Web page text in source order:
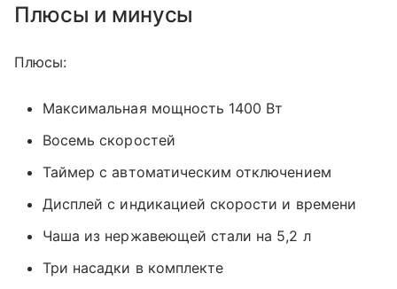
Плюсы и минусы
Плюсы:
Максимальная мощность 1400 Вт
Восемь скоростей
Таймер с автоматическим отключением
Дисплей с индикацией скорости и времени
Чаша из нержавеющей стали на 5,2 л
Три насадки в комплекте